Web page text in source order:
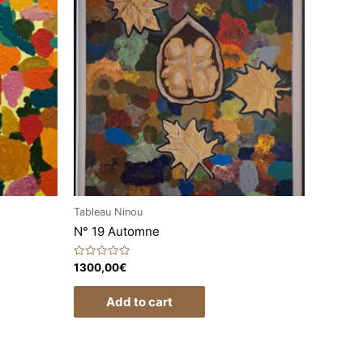
Tableau Ninou
N° 19 Automne
Rated
out
1300,00€
Add to cart